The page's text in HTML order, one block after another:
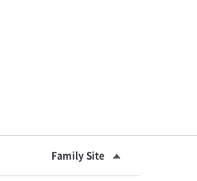
Family Site